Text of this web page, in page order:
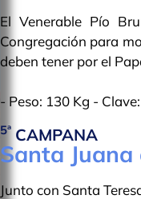
El Venerable Pío
Congregación para
deben tener por el
- Peso: 130 Kg -
5ª CAMPANA
Santa Juana
Junto con Santa